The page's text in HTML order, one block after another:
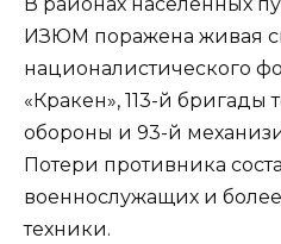
ИЗЮМ поражена живая
националистического
«Кракен», 113-й бригады
обороны и 93-й
Потери противника
военнослужащих и
техники.